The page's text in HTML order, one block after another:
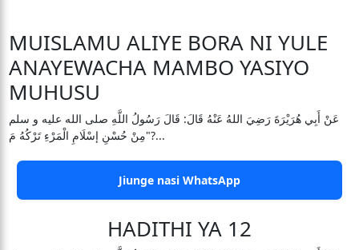
MUISLAMU ALIYE BORA NI YULE
ANAYEWACHA MAMBO YASIYO
MUHUSU
عَنْ أَبِي هُرَيْرَةَ رَضِيَ اللهُ عَنْهُ قَالَ: قَالَ رَسُولُ اللَّهِ صلى الله عليه و سلم
"مِنْ حُسْنِ إسْلَامِ الْمَرْءِ تَرْكُهُ مَ?...
Jiunge nasi WhatsApp
HADITHI YA 12